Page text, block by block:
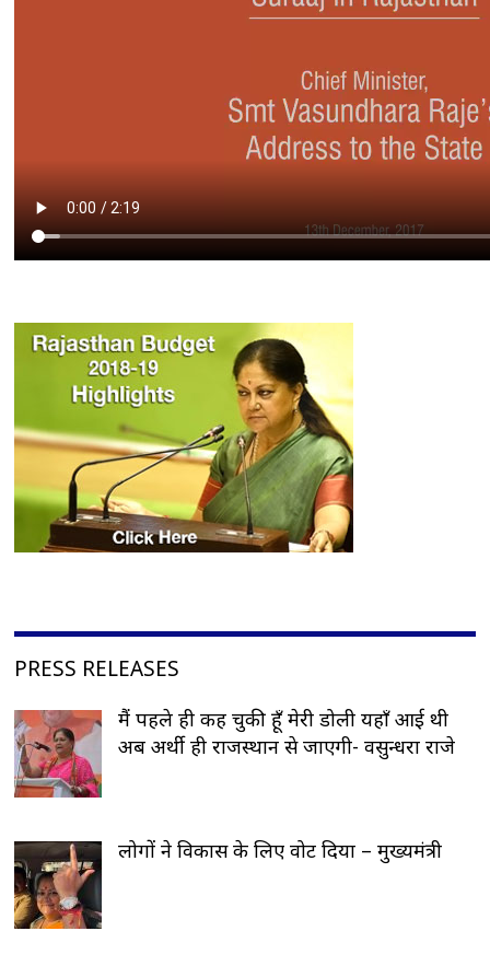
PRESS RELEASES
मैं पहले ही कह चुकी हूँ मेरी डोली यहाँ आई थी
अब अर्थी ही राजस्थान से जाएगी- वसुन्धरा राजे
लोगों ने विकास के लिए वोट दिया – मुख्यमंत्री